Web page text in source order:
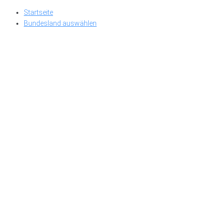
Skip
Startseite
Bundesland auswählen